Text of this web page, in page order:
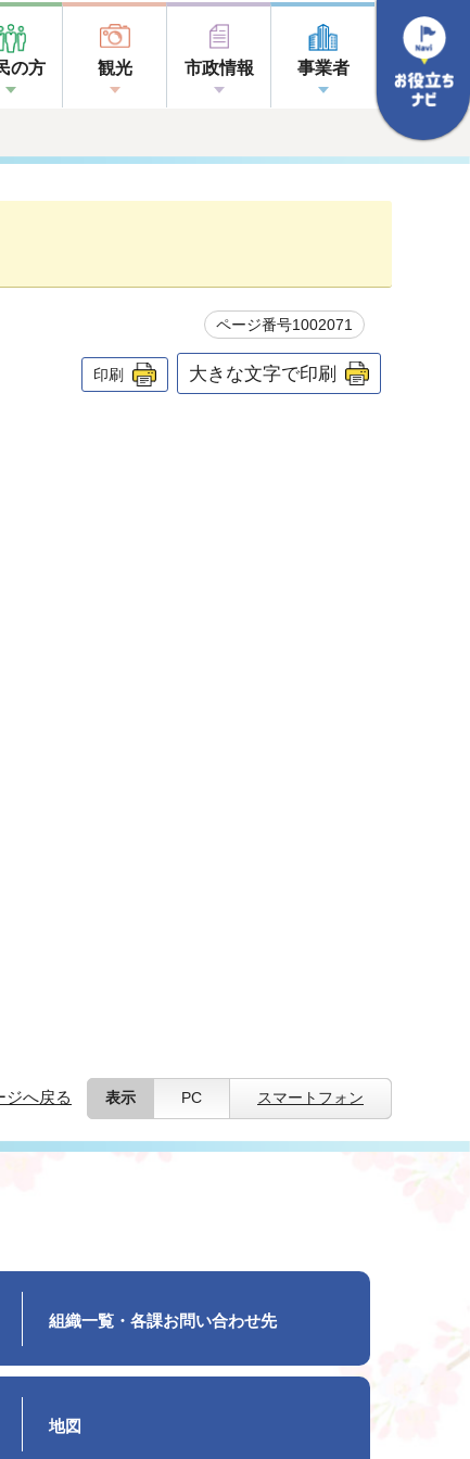
の方 観光 市政情報 事業者
ページ番号1002071
印刷 大きな文字で印刷
ジへ戻る 表示 PC スマートフォン
組織一覧・各課お問い合わせ先
地図